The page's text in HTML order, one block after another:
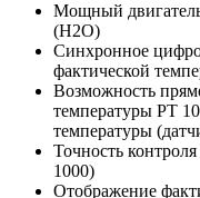
Мощный
(H2O)
Синхронное
фактической
Возможность
температуры PT
температуры
Точность
1000)
Отображение